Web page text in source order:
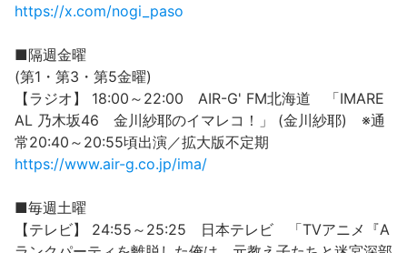
https://x.com/nogi_paso
■隔週金曜
(第1・第3・第5金曜)
【ラジオ】 18:00～22:00 AIR-G' FM北海道 「IMARE
AL 乃木坂46 金川紗耶のイマレコ！」 (金川紗耶) ※通
常20:40～20:55頃出演／拡大版不定期
https://www.air-g.co.jp/ima/
■毎週土曜
【テレビ】 24:55～25:25 日本テレビ 「TVアニメ『A